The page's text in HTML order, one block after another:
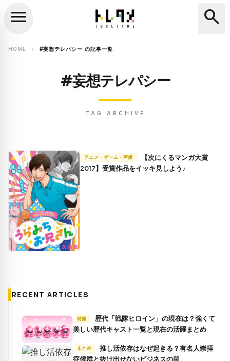
search
menu search
HOME chevron_right #妄想テレパシー の記事一覧
#妄想テレパシー
TAG ARCHIVE
アニメ・ゲーム・声優
2017】受賞作品をイッキ見しよう♪
RECENT ARTICLES
特撮
美しい歴代キャスト一覧と現在の活躍まとめ
まとめ
推し活依存はなぜ起きる？有名人崇拝
症候群と抜け出せないビジネスの罠